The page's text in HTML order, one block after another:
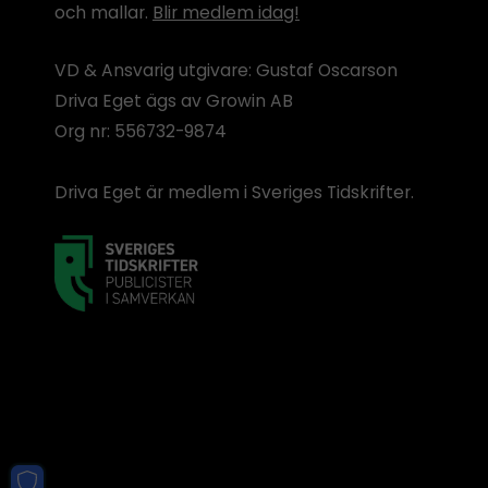
och mallar. Blir medlem idag!
VD & Ansvarig utgivare: Gustaf Oscarson
Driva Eget ägs av Growin AB
Org nr: 556732-9874
Driva Eget är medlem i Sveriges Tidskrifter.